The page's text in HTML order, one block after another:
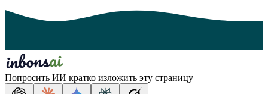
Попросить ИИ кратко изложить эту страницу